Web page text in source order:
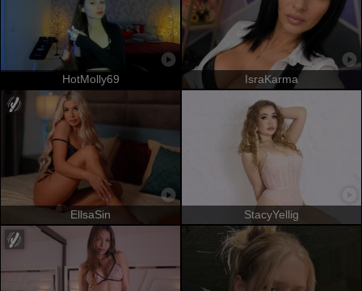
HotMolly69 IsraKarma
EllsaSin StacyYellig